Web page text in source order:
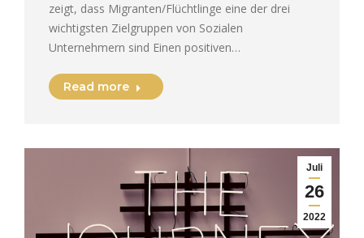
zeigt, dass Migranten/Flüchtlinge eine der drei
wichtigsten Zielgruppen von Sozialen
Unternehmern sind Einen positiven…
Read more
Juli
26
2022